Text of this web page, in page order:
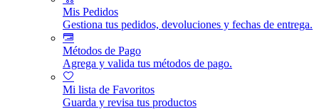
Mis Pedidos
Gestiona tus pedidos, devoluciones y fechas de entrega.
Métodos de Pago
Agrega y valida tus métodos de pago.
Mi lista de Favoritos
Guarda y revisa tus productos